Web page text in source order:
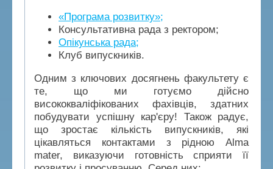
«Програма розвитку»;
Консультативна рада з ректором;
Опікунська рада;
Клуб випускників.
Одним з ключових досягнень факультету є
те, що ми готуємо дійсно
висококваліфікованих фахівців, здатних
побудувати успішну кар'єру! Також радує,
що зростає кількість випускників, які
цікавляться контактами з рідною Alma
mater, виказуючи готовність сприяти її